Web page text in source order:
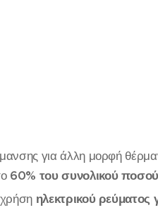
για άλλη μορφή
60% του συνολικού ποσού
ηλεκτρικού ρεύματος